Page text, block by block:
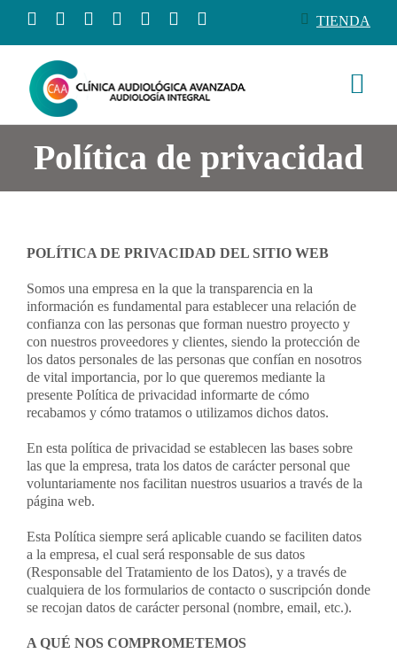
contenido
TIENDA
Conócenos
Servicios
Salud auditiva
Tienda
Llámanos 912 129 122
Política de privacidad
POLÍTICA DE PRIVACIDAD DEL SITIO WEB
Somos una empresa en la que la transparencia en la
información es fundamental para establecer una relación de
confianza con las personas que forman nuestro proyecto y
con nuestros proveedores y clientes, siendo la protección de
los datos personales de las personas que confían en nosotros
de vital importancia, por lo que queremos mediante la
presente Política de privacidad informarte de cómo
recabamos y cómo tratamos o utilizamos dichos datos.
En esta política de privacidad se establecen las bases sobre
las que la empresa, trata los datos de carácter personal que
voluntariamente nos facilitan nuestros usuarios a través de la
página web.
Esta Política siempre será aplicable cuando se faciliten datos
a la empresa, el cual será responsable de sus datos
(Responsable del Tratamiento de los Datos), y a través de
cualquiera de los formularios de contacto o suscripción donde
se recojan datos de carácter personal (nombre, email, etc.).
A QUÉ NOS COMPROMETEMOS